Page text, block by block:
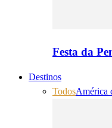
Festa da
Destinos
TodosAmérica